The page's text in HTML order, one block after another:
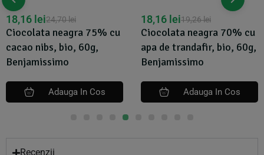
Ciocolata neagra 75% cu
cacao nibs, bio, 60g,
Benjamissimo
24,70lei
18,16 lei
Adauga In Cos
Ciocolata neagra 70% cu
apa de trandafir, bio, 60g,
Benjamissimo
19,26lei
18,16 lei
Adauga In Cos
Recenzii